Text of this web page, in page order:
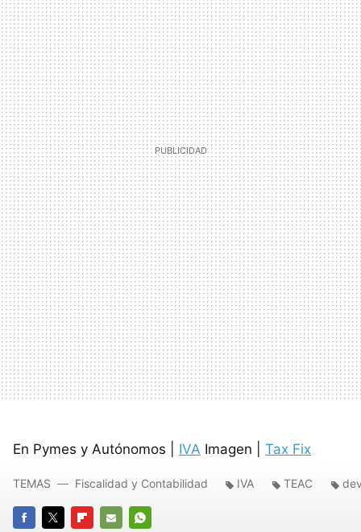
En Pymes y Autónomos | IVA Imagen | Tax Fix
TEMAS Fiscalidad y Contabilidad IVA TEAC